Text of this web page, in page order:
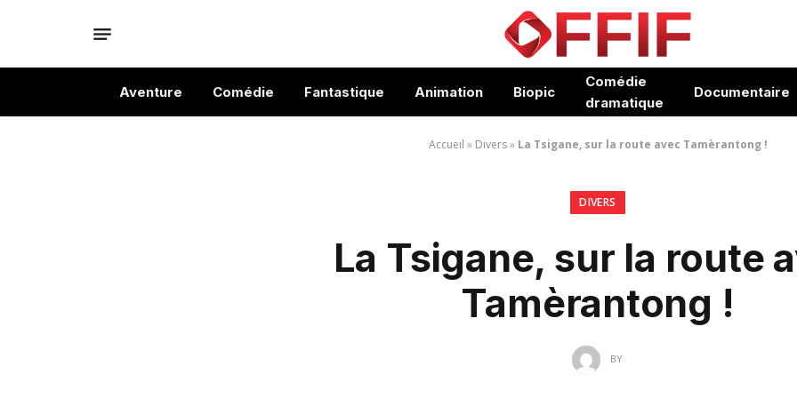
Aventure Comédie Fantastique Animation Biopic
Comédie
dramatique
Documentaire
Accueil » Divers» La Tsigane, sur la route avec Tamèrantong !
DIVERS
La Tsigane, sur la route
Tamèrantong !
BY